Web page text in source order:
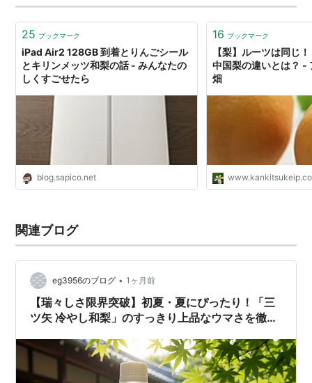
25 ブックマーク
iPad Air2 128GB 到着とりんごシール
とキリンメッツ和梨の話 - みんなたの
しくすごせたら
blog.sapico.net
16 ブックマーク
【梨】ルーツは同じ
中国梨の違いとは？ -
畑
関連ブログ
eg3956のブログ • 1ヶ月前
【瑞々しさ限界突破】初夏・夏にぴったり！「三
ツ矢 冷やし和梨」のすっきり上品なウマさを徹底